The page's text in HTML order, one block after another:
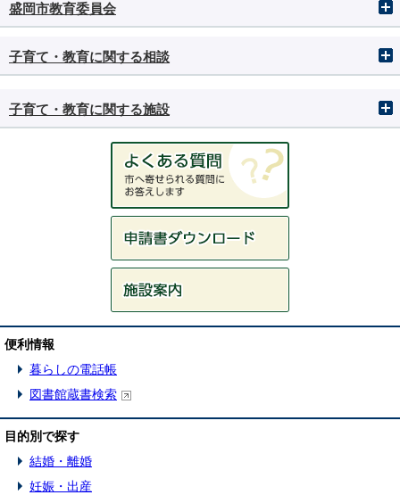
盛岡市教育委員会
子育て・教育に関する相談
子育て・教育に関する施設
便利情報
暮らしの電話帳
図書館蔵書検索
目的別で探す
結婚・離婚
妊娠・出産